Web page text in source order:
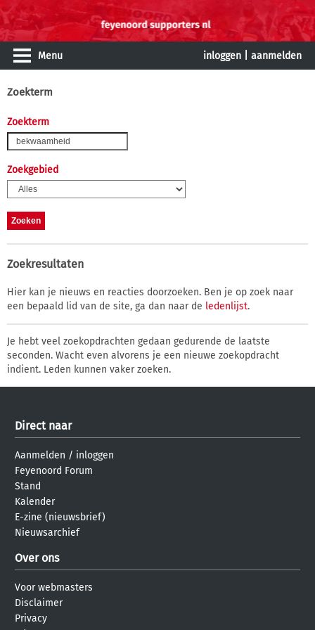
Menu inloggen aanmelden
Zoekterm
Zoekterm
Zoekgebied
Zoekresultaten
Hier kan je nieuws en reacties doorzoeken. Ben je op zoek naar
een bepaald lid van de site, ga dan naar de ledenlijst.
Je hebt veel zoekopdrachten gedaan gedurende de laatste
seconden. Wacht even alvorens je een nieuwe zoekopdracht
indient. Leden kunnen vaker zoeken.
Direct naar
Aanmelden / inloggen
Feyenoord Forum
Stand
Kalender
E-zine (nieuwsbrief)
Nieuwsarchief
Over ons
Voor webmasters
Disclaimer
Privacy